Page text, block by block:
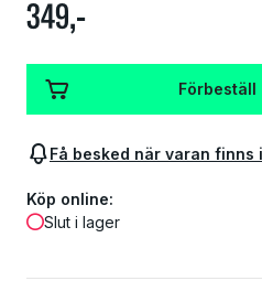
349,-
Förbeställ
Få besked när varan finns
Köp online:
Slut i lager